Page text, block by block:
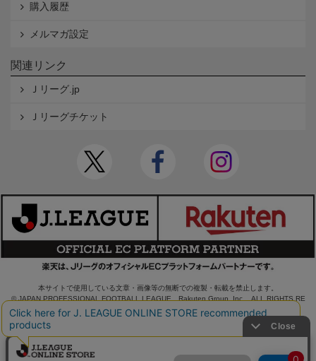
購入履歴
メルマガ設定
関連リンク
Ｊリーグ.jp
Ｊリーグチケット
本サイトで使用している文章・画像等の無断での複製・転載を禁止します。
© JAPAN PROFESSIONAL FOOTBALL LEAGUE Rakuten Group, Inc. ALL RIGHTS RE
SERVED.